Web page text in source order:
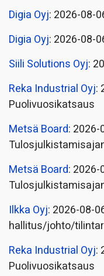
Digia Oyj: 2026-08-
Digia Oyj: 2026-08-
Siili Solutions Oyj:
Reka Industrial Oyj:
Puolivuosikatsaus
Metsä Board: 2026-
Metsä Board: 2026-
Ilkka Oyj: 2026-08-
hallitus/johto/
Reka Industrial Oyj:
Puolivuosikatsaus